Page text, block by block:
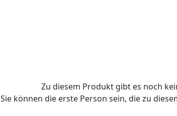
Zu diesem Produkt gibt es noch
Sie können die erste Person sein, die zu